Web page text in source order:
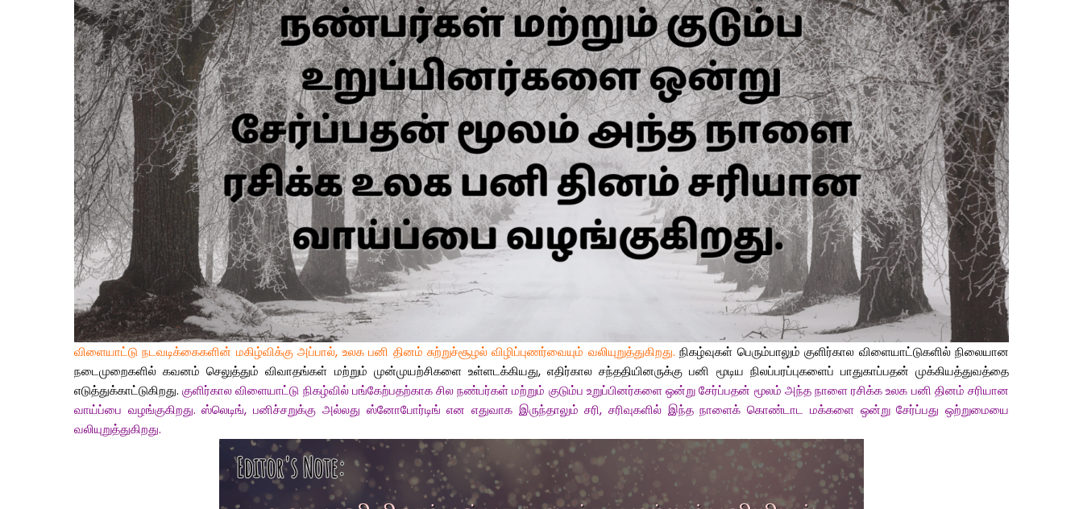
விளையாட்டு நடவடிக்கைகளின் மகிழ்விக்கு அப்பால், உலக பனி தினம் சுற்றுச்சூழல் விழிப்புணர்வையும் வலியுறுத்துகிறது. நிகழ்வுகள் பெரும்பாலும் குளிர்கால விளையாட்டுகளில் நிலையான
நடைமுறைகளில் கவனம் செலுத்தும் விவாதங்கள் மற்றும் முன்முயற்சிகளை உள்ளடக்கியது, எதிர்கால சந்ததியினருக்கு பனி மூடிய நிலப்பரப்புகளைப் பாதுகாப்பதன் முக்கியத்துவத்தை
எடுத்துக்காட்டுகிறது.குளிர்கால விளையாட்டு நிகழ்வில் பங்கேற்பதற்காக சில நண்பர்கள் மற்றும் குடும்ப உறுப்பினர்களை ஒன்று சேர்ப்பதன் மூலம் அந்த நாளை ரசிக்க உலக பனி தினம் சரியான
வாய்ப்பை வழங்குகிறது. ஸ்லெடிங், பனிச்சறுக்கு அல்லது ஸ்னோபோர்டிங் என எதுவாக இருந்தாலும் சரி, சரிவுகளில் இந்த நாளைக் கொண்டாட மக்களை ஒன்று சேர்ப்பது ஒற்றுமையை
வலியுறுத்துகிறது.